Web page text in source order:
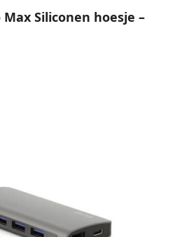
Siliconen hoesje –